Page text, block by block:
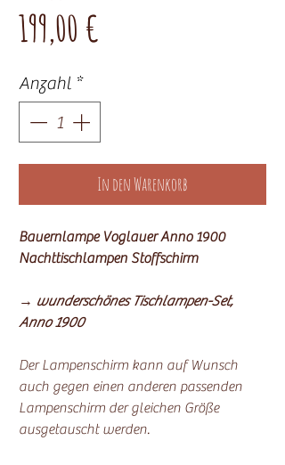
199,00 €
Anzahl *
In den Warenkorb
Bauernlampe Voglauer Anno 1900
Nachttischlampen Stoffschirm
→ wunderschönes Tischlampen-Set,
Anno 1900
Der Lampenschirm kann auf Wunsch
auch gegen einen anderen passenden
Lampenschirm der gleichen Größe
ausgetauscht werden.